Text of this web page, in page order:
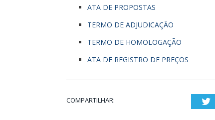
ATA DE PROPOSTAS
TERMO DE ADJUDICAÇÃO
TERMO DE HOMOLOGAÇÃO
ATA DE REGISTRO DE PREÇOS
COMPARTILHAR: